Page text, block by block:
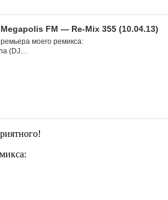
FM — Re-Mix 355 (10.04.13)
моего ремикса:
(DJ…